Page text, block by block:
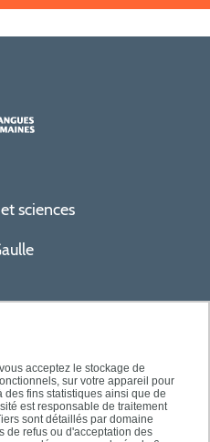
acceptez le stockage de
sur votre appareil pour
fins statistiques ainsi que de
est responsable de traitement
sont détaillés par domaine
de refus ou d'acceptation des
sciences